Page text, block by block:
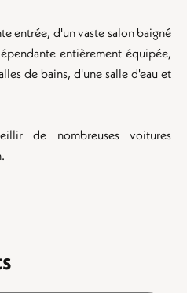
entrée, d'un vaste salon baigné
entièrement équipée,
de bains, d'une salle d'eau et
de nombreuses voitures